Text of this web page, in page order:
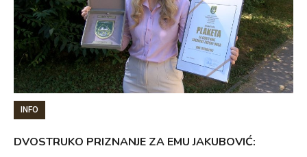
INFO
DVOSTRUKO PRIZNANJE ZA EMU JAKUBOVIĆ: